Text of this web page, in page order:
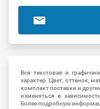
Вся текстовая и
характер. Цвет, оттенок,
комплект поставки и
изменяться в
Более подробную